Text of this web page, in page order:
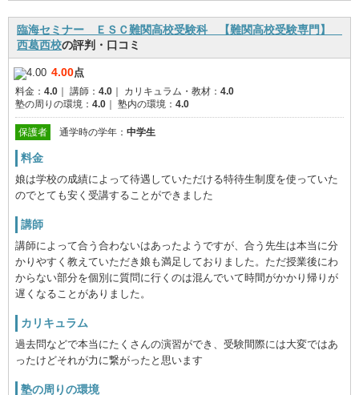
臨海セミナー ＥＳＣ難関高校受験科 【難関高校受験専門】
西葛西校の評判・口コミ
4.00点
料金： 4.0 講師： 4.0 カリキュラム・教材： 4.0
塾の周りの環境： 4.0 塾内の環境： 4.0
保護者 通学時の学年： 中学生
料金
娘は学校の成績によって待遇していただける特待生制度を使っていた
のでとても安く受講することができました
講師
講師によって合う合わないはあったようですが、合う先生は本当に分
かりやすく教えていただき娘も満足しておりました。ただ授業後にわ
からない部分を個別に質問に行くのは混んでいて時間がかかり帰りが
遅くなることがありました。
カリキュラム
過去問などで本当にたくさんの演習ができ、受験間際には大変ではあ
ったけどそれが力に繋がったと思います
塾の周りの環境